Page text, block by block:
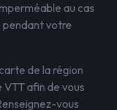
au cas
pendant votre
de la région
VTT afin de vous
vous